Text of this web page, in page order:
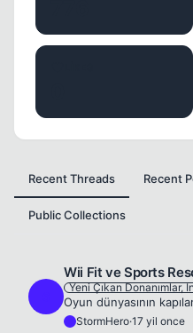
Recent Threads Recent
Public Collections
Wii Fit ve Sports
Yeni Çıkan Donanımlar,
StormHero·17 yil once